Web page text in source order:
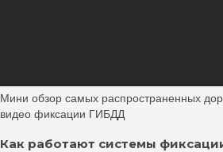
Мини обзор самых распространенных
видео фиксации ГИБДД
Как работают системы